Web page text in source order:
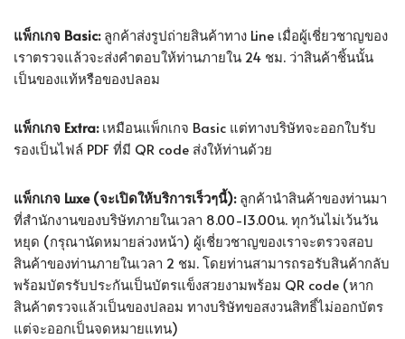
แพ็กเกจ Basic:ลูกค้าส่งรูปถ่ายสินค้าทาง Line เมื่อผู้เชี่ยวชาญของ
เราตรวจแล้วจะส่งคำตอบให้ท่านภายใน 24 ชม. ว่าสินค้าชิ้นนั้น
เป็นของแท้หรือของปลอม
แพ็กเกจ Extra:เหมือนแพ็กเกจ Basic แต่ทางบริษัทจะออกใบรับ
รองเป็นไฟล์ PDF ที่มี QR code ส่งให้ท่านด้วย
แพ็กเกจ Luxe (จะเปิดให้บริการเร็วๆนี้):ลูกค้านำสินค้าของท่านมา
ที่สำนักงานของบริษัทภายในเวลา 8.00-13.00น. ทุกวันไม่เว้นวัน
หยุด (กรุณานัดหมายล่วงหน้า) ผู้เชี่ยวชาญของเราจะตรวจสอบ
สินค้าของท่านภายในเวลา 2 ชม. โดยท่านสามารถรอรับสินค้ากลับ
พร้อมบัตรรับประกันเป็นบัตรแข็งสวยงามพร้อม QR code (หาก
สินค้าตรวจแล้วเป็นของปลอม ทางบริษัทขอสงวนสิทธิ์ไม่ออกบัตร
แต่จะออกเป็นจดหมายแทน)